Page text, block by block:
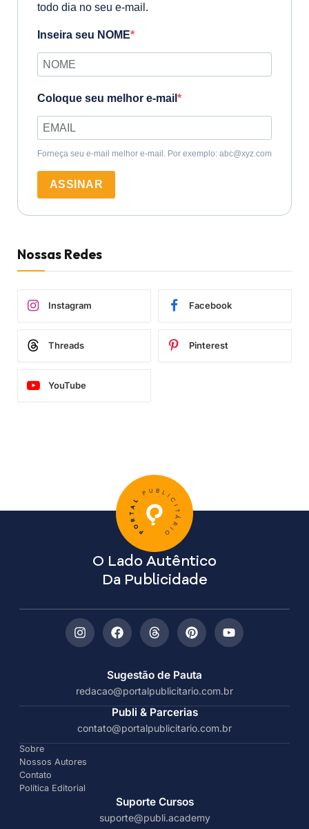
todo dia no seu e-mail.
Inseira seu NOME
Coloque seu melhor e-mail
Forneça seu e-mail melhor e-mail. Por exemplo: abc@xyz.com
ASSINAR
Nossas Redes
Instagram Facebook
Threads Pinterest
YouTube
Sugestão de Pauta
redacao@portalpublicitario.com.br
Publi & Parcerias
contato@portalpublicitario.com.br
Sobre
Nossos Autores
Contato
Política Editorial
O Lado Autêntico
Da Publicidade
Suporte Cursos
suporte@publi.academy